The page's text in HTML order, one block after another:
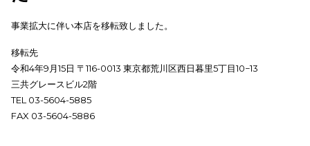
事業拡大に伴い本店を移転致しました。
移転先
令和4年9月15日 〒116-0013 東京都荒川区西日暮里5丁目10−13
三共グレースビル2階
TEL 03-5604-5885
FAX 03-5604-5886